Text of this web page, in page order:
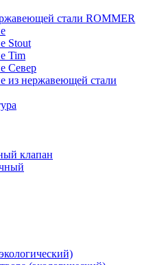
стали ROMMER
Stout
Tim
Север
из нержавеющей стали
клапан